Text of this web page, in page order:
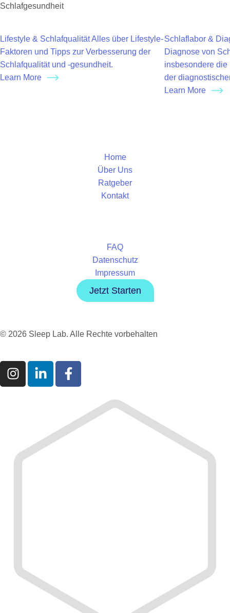
Schlafgesundheit
Lifestyle & SchlafqualitätAlles über Lifestyle-
Faktoren und Tipps zur Verbesserung der
Schlafqualität und -gesundheit.
Learn More
Schlaflabor &
Diagnose von
insbesondere
der
Learn More
Home
Über Uns
Ratgeber
Kontakt
FAQ
Datenschutz
Impressum
Jetzt Starten
© 2026 Sleep Lab. Alle Rechte vorbehalten